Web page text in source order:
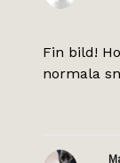
Fin bild!
normala